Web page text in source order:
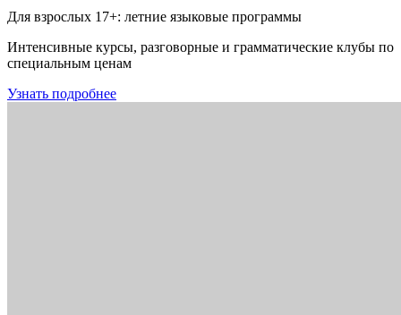
Для взрослых 17+: летние языковые программы
Интенсивные курсы, разговорные и грамматические клубы по
специальным ценам
Узнать подробнее